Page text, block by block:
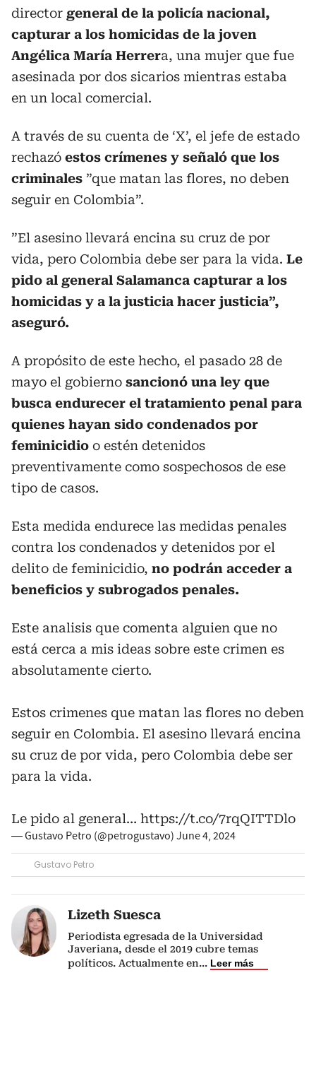
director general de la policía nacional,
capturar a los homicidas de la joven
Angélica María Herrera, una mujer que fue
asesinada por dos sicarios mientras estaba
en un local comercial.
A través de su cuenta de ‘X’, el jefe de estado
rechazó estos crímenes y señaló que los
criminales ”que matan las flores, no deben
seguir en Colombia”.
”El asesino llevará encina su cruz de por
vida, pero Colombia debe ser para la vida. Le
pido al general Salamanca capturar a los
homicidas y a la justicia hacer justicia”,
aseguró.
A propósito de este hecho, el pasado 28 de
mayo el gobierno sancionó una ley que
busca endurecer el tratamiento penal para
quienes hayan sido condenados por
feminicidio o estén detenidos
preventivamente como sospechosos de ese
tipo de casos.
Esta medida endurece las medidas penales
contra los condenados y detenidos por el
delito de feminicidio, no podrán acceder a
beneficios y subrogados penales.
Este analisis que comenta alguien que no
está cerca a mis ideas sobre este crimen es
absolutamente cierto.
Estos crimenes que matan las flores no deben
seguir en Colombia. El asesino llevará encina
su cruz de por vida, pero Colombia debe ser
para la vida.
Le pido al general… https://t.co/7rqQITTDlo
— Gustavo Petro (@petrogustavo) June 4, 2024
Gustavo Petro
Lizeth Suesca
Periodista egresada de la Universidad
Javeriana, desde el 2019 cubre temas
políticos. Actualmente en... Leer más